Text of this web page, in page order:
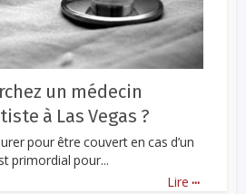
un médecin
à Las Vegas ?
pour être couvert en cas d’un
primordial pour...
Lire ...